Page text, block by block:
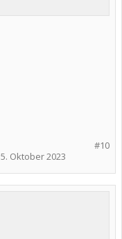
#10
5. Oktober 2023